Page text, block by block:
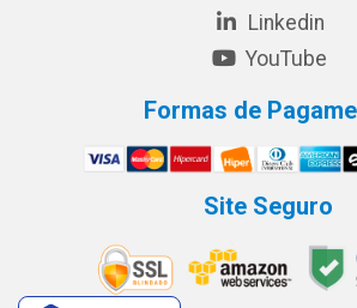
Linkedin
YouTube
Formas de
Site Seguro